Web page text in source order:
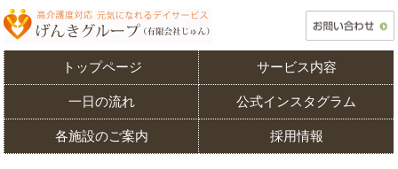
トップページ サービス内容
一日の流れ 公式インスタグラム
各施設のご案内 採用情報